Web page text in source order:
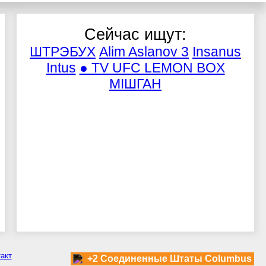
+2 Соединенные Штаты Columbus
Сейчас ищут:
ШТРЭБУХ Alim Aslanov 3 Insanus
Intus ● TV UFC LEMON BOX
МІШГАН